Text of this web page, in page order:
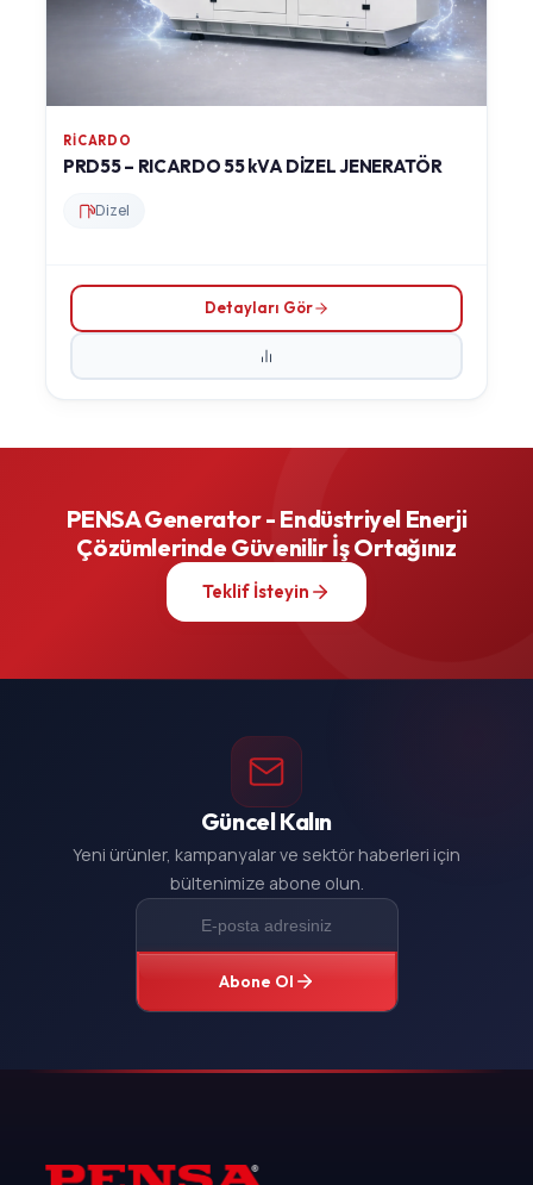
RICARDO
PRD55 – RICARDO 55 kVA DİZEL JENERATÖR
Dizel
Detayları Gör
PENSA Generator - Endüstriyel Enerji
Çözümlerinde Güvenilir İş Ortağınız
Teklif İsteyin
Güncel Kalın
Yeni ürünler, kampanyalar ve sektör haberleri için
bültenimize abone olun.
Abone Ol